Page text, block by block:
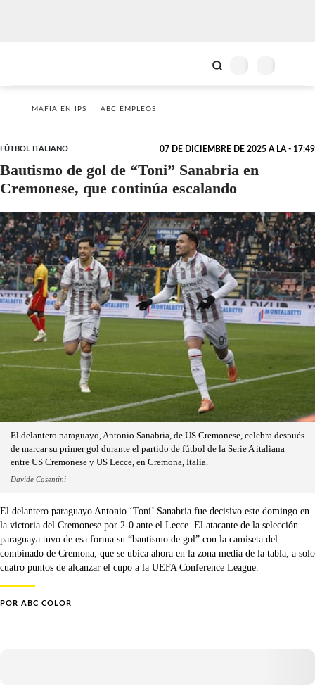
MAFIA EN IPS ABC EMPLEOS
FÚTBOL ITALIANO 07 DE DICIEMBRE DE 2025 A LA - 17:49
Bautismo de gol de “Toni” Sanabria en
Cremonese, que continúa escalando
El delantero paraguayo, Antonio Sanabria, de US Cremonese, celebra después
de marcar su primer gol durante el partido de fútbol de la Serie A italiana
entre US Cremonese y US Lecce, en Cremona, Italia.
Davide Casentini
El delantero paraguayo Antonio ‘Toni’ Sanabria fue decisivo este domingo en
la victoria del Cremonese por 2-0 ante el Lecce. El atacante de la selección
paraguaya tuvo de esa forma su “bautismo de gol” con la camiseta del
combinado de Cremona, que se ubica ahora en la zona media de la tabla, a solo
cuatro puntos de alcanzar el cupo a la UEFA Conference League.
POR ABC COLOR